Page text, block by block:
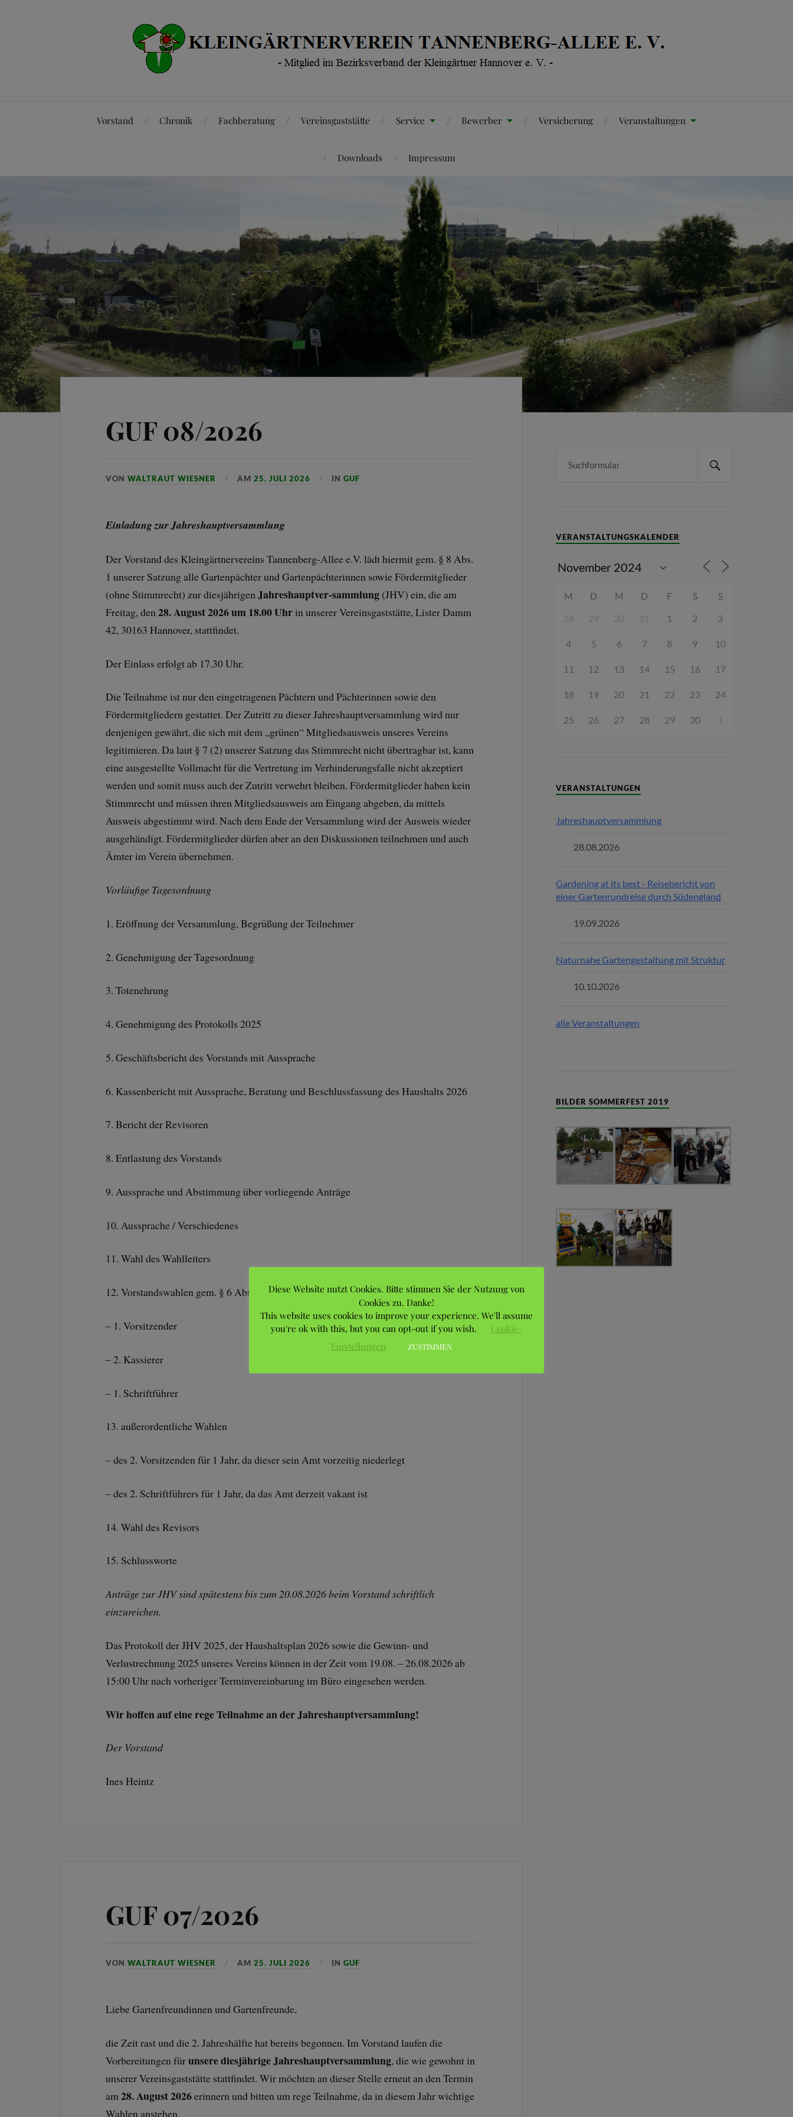
Vorstand Chronik Fachberatung Vereinsgaststätte Service Bewerber Versicherung Veranstaltungen
Downloads Impressum
GUF 08/2026
VONWALTRAUT WIESNER AM25. JULI 2026 INGUF
Einladung zur Jahreshauptversammlung
Der Vorstand des Kleingärtnervereins Tannenberg-Allee e.V. lädt hiermit gem. § 8 Abs.
1 unserer Satzung alle Gartenpächter und Gartenpächterinnen sowie Fördermitglieder
(ohne Stimmrecht) zur diesjährigenJahreshauptver-sammlung (JHV) ein, die am
Freitag, den 28. August 2026 um 18.00 Uhr in unserer Vereinsgaststätte, Lister Damm
42, 30163 Hannover, stattfindet.
Der Einlass erfolgt ab 17.30 Uhr.
Die Teilnahme ist nur den eingetragenen Pächtern und Pächterinnen sowie den
Fördermitgliedern gestattet. Der Zutritt zu dieser Jahreshauptversammlung wird nur
denjenigen gewährt, die sich mit dem „grünen“ Mitgliedsausweis unseres Vereins
legitimieren. Da laut § 7 (2) unserer Satzung das Stimmrecht nicht übertragbar ist, kann
eine ausgestellte Vollmacht für die Vertretung im Verhinderungsfalle nicht akzeptiert
werden und somit muss auch der Zutritt verwehrt bleiben. Fördermitglieder haben kein
Stimmrecht und müssen ihren Mitgliedsausweis am Eingang abgeben, da mittels
Ausweis abgestimmt wird. Nach dem Ende der Versammlung wird der Ausweis wieder
ausgehändigt. Fördermitglieder dürfen aber an den Diskussionen teilnehmen und auch
Ämter im Verein übernehmen.
Vorläufige Tagesordnung
1. Eröffnung der Versammlung, Begrüßung der Teilnehmer
2. Genehmigung der Tagesordnung
3. Totenehrung
4. Genehmigung des Protokolls 2025
5. Geschäftsbericht des Vorstands mit Aussprache
6. Kassenbericht mit Aussprache, Beratung und Beschlussfassung des Haushalts 2026
7. Bericht der Revisoren
8. Entlastung des Vorstands
9. Aussprache und Abstimmung über vorliegende Anträge
10. Aussprache / Verschiedenes
11. Wahl des Wahlleiters
12. Vorstandswahlen gem. § 6 Abs. 4 der Vereinssatzung in geraden Jahren:
– 1. Vorsitzender
– 2. Kassierer
– 1. Schriftführer
13. außerordentliche Wahlen
– des 2. Vorsitzenden für 1 Jahr, da dieser sein Amt vorzeitig niederlegt
– des 2. Schriftführers für 1 Jahr, da das Amt derzeit vakant ist
14. Wahl des Revisors
15. Schlussworte
Anträge zur JHV sind spätestens bis zum 20.08.2026 beim Vorstand schriftlich
einzureichen.
Das Protokoll der JHV 2025, der Haushaltsplan 2026 sowie die Gewinn- und
Verlustrechnung 2025 unseres Vereins können in der Zeit vom 19.08. – 26.08.2026 ab
15:00 Uhr nach vorheriger Terminvereinbarung im Büro eingesehen werden.
Wir hoffen auf eine rege Teilnahme an der Jahreshauptversammlung!
Der Vorstand
Ines Heintz
GUF 07/2026
VONWALTRAUT WIESNER AM25. JULI 2026 INGUF
Liebe Gartenfreundinnen und Gartenfreunde,
die Zeit rast und die 2. Jahreshälfte hat bereits begonnen. Im Vorstand laufen die
Vorbereitungen fürunsere diesjährige Jahreshauptversammlung, die wie gewohnt in
unserer Vereinsgaststätte stattfindet. Wir möchten an dieser Stelle erneut an den Termin
am28. August 2026erinnern und bitten um rege Teilnahme, da in diesem Jahr wichtige
Wahlen anstehen.
VERANSTALTUNGSKALENDER
M D M D F S S
28 29 30 31 1 2 3
4 5 6 7 8 9 10
11 12 13 14 15 16 17
18 19 20 21 22 23 24
25 26 27 28 29 30 1
VERANSTALTUNGEN
Jahreshauptversammlung
28.08.2026
Gardening at its best - Reisebericht von
einer Gartenrundreise durch Südengland
19.09.2026
Naturnahe Gartengestaltung mit Struktur
10.10.2026
alle Veranstaltungen
BILDER SOMMERFEST 2019
Diese Website nutzt Cookies. Bitte stimmen Sie der Nutzung von
Cookies zu. Danke!
This website uses cookies to improve your experience. We'll assume
you're ok with this, but you can opt-out if you wish.
Cookie-
Einstellungen
ZUSTIMMEN